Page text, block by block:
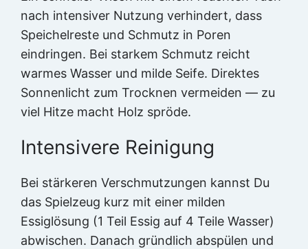
nach intensiver Nutzung verhindert, dass
Speichelreste und Schmutz in Poren
eindringen. Bei starkem Schmutz reicht
warmes Wasser und milde Seife. Direktes
Sonnenlicht zum Trocknen vermeiden — zu
viel Hitze macht Holz spröde.
Intensivere Reinigung
Bei stärkeren Verschmutzungen kannst Du
das Spielzeug kurz mit einer milden
Essiglösung (1 Teil Essig auf 4 Teile Wasser)
abwischen. Danach gründlich abspülen und